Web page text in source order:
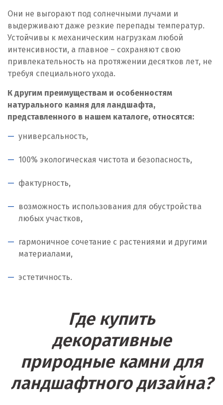
Камышлов
Караганда
Кемерово
Киров
Кировград
Когалым
Коелга
Коломна
Кострома
Красногорск
Краснотурьинск
Красноуфимск
Красноярск
Крым
Они не выгорают под солнечными лучами и
выдерживают даже резкие перепады температур.
Устойчивы к механическим нагрузкам любой
интенсивности, а главное – сохраняют свою
привлекательность на протяжении десятков лет, не
требуя специального ухода.
К другим преимуществам и особенностям
натурального камня для ландшафта,
представленного в нашем каталоге, относятся:
универсальность,
100% экологическая чистота и безопасность,
фактурность,
возможность использования для обустройства
любых участков,
гармоничное сочетание с растениями и другими
материалами,
эстетичность.
Где купить
декоративные
природные камни для
ландшафтного дизайна?